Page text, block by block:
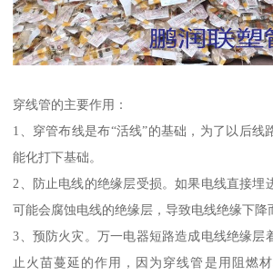
穿线管的主要作用：
1、穿管布线是布“活线”的基础，为了以后线
能化打下基础。
2、防止电线的绝缘层受损。如果电线直接埋
可能会腐蚀电线的绝缘层，导致电线绝缘下降
3、预防火灾。万一电器短路造成电线绝缘层
止火苗蔓延的作用，因为穿线管是用阻燃